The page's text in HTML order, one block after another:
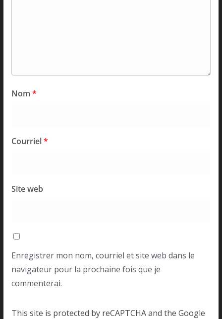
Nom *
Courriel*
Site web
Enregistrer mon nom, courriel et site web dans le
navigateur pour la prochaine fois que je
commenterai.
This site is protected by reCAPTCHA and the Google